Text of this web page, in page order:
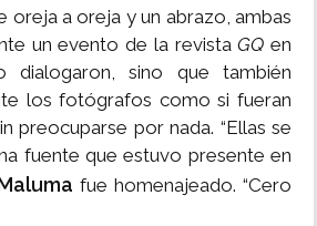
oreja a oreja y un abrazo, ambas
un evento de la revistaGQ en
dialogaron, sino que también
los fotógrafos como si fueran
preocuparse por nada. “Ellas se
fuente que estuvo presente en
fue homenajeado. “Cero